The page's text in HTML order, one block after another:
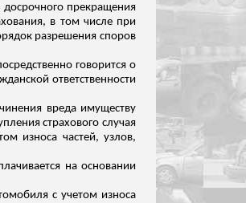
прекращения
в том числе при
разрешения споров
говорится о
ответственности
вреда имуществу
страхового случая
износа частей, узлов,
на основании
с учетом износа